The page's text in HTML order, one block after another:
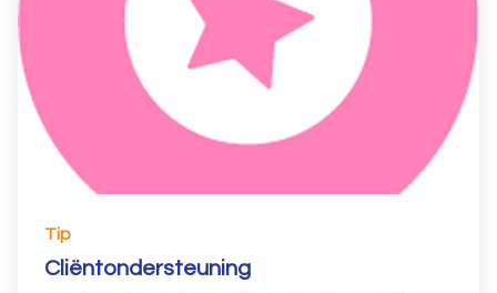
Tip
Cliëntondersteuning